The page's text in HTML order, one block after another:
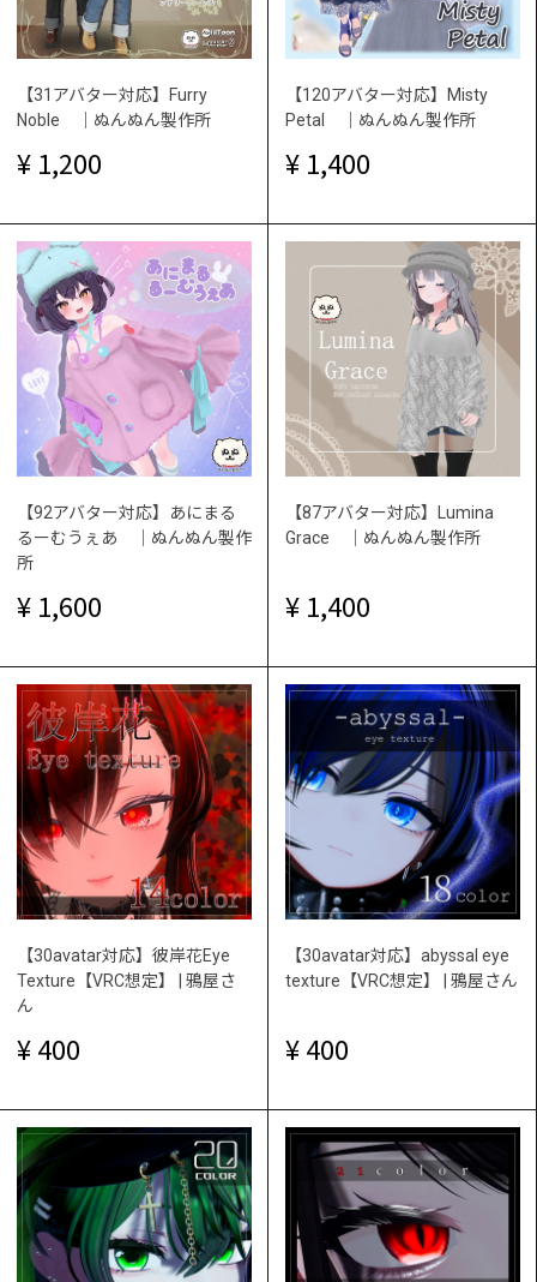
【31アバター対応】Furry
Noble ｜ぬんぬん製作所
1,200
【120アバター対応】Misty
Petal ｜ぬんぬん製作所
1,400
【92アバター対応】あにまる
るーむうぇあ ｜ぬんぬん製作
所
1,600
【87アバター対応】Lumina
Grace ｜ぬんぬん製作所
1,400
【30avatar対応】彼岸花Eye
Texture【VRC想定】 | 鴉屋さ
ん
400
【30avatar対応】abyssal eye
texture【VRC想定】 | 鴉屋さん
400